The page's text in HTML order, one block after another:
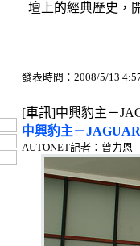
壇上的經典歷史，
發表時間：2008/5/13
[車訊]中興豹主－
中興豹主－
AUTONET記者：曾力恩